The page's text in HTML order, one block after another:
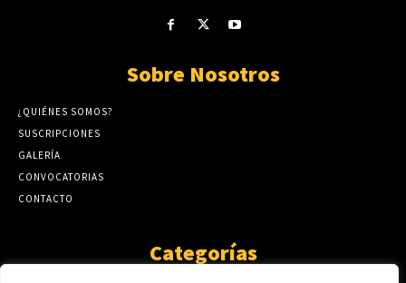
Sobre Nosotros
¿QUIÉNES SOMOS?
SUSCRIPCIONES
GALERÍA
CONVOCATORIAS
CONTACTO
Categorías